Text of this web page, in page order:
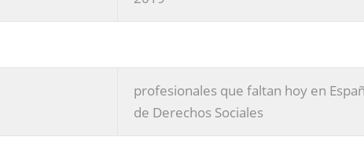
profesionales que faltan hoy en
de Derechos Sociales